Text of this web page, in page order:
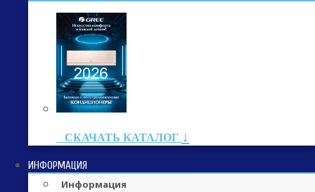
СКАЧАТЬ КАТАЛОГ ↓
ИНФОРМАЦИЯ
Информация